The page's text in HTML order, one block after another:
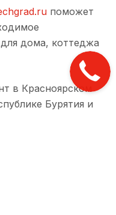
поможет
дома, коттеджа
в Красноярском
Бурятия и